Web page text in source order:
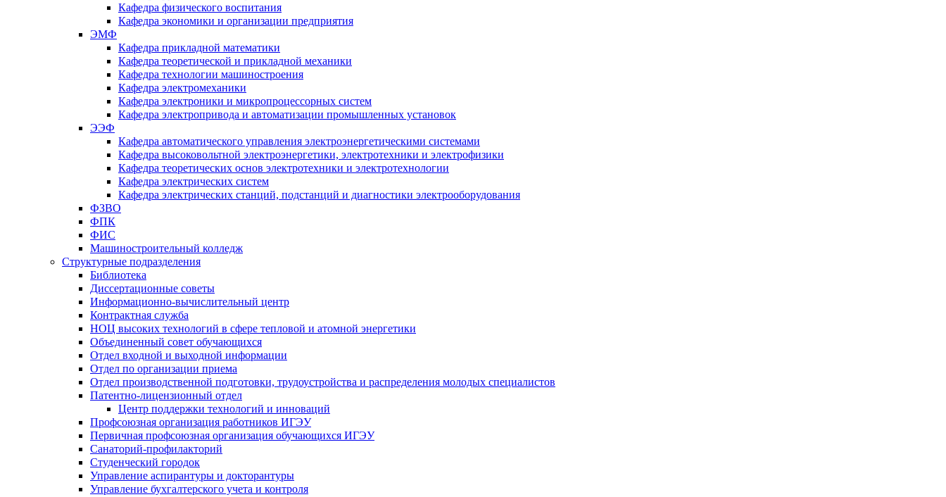
Кафедра физического воспитания
Кафедра экономики и организации предприятия
ЭМФ
Кафедра прикладной математики
Кафедра теоретической и прикладной механики
Кафедра технологии машиностроения
Кафедра электромеханики
Кафедра электроники и микропроцессорных систем
Кафедра электропривода и автоматизации промышленных установок
ЭЭФ
Кафедра автоматического управления электроэнергетическими системами
Кафедра высоковольтной электроэнергетики, электротехники и электрофизики
Кафедра теоретических основ электротехники и электротехнологии
Кафедра электрических систем
Кафедра электрических станций, подстанций и диагностики электрооборудования
ФЗВО
ФПК
ФИС
Машиностроительный колледж
Структурные подразделения
Библиотека
Диссертационные советы
Информационно-вычислительный центр
Контрактная служба
НОЦ высоких технологий в сфере тепловой и атомной энергетики
Объединенный совет обучающихся
Отдел входной и выходной информации
Отдел по организации приема
Отдел производственной подготовки, трудоустройства и распределения молодых специалистов
Патентно-лицензионный отдел
Центр поддержки технологий и инноваций
Профсоюзная организация работников ИГЭУ
Первичная профсоюзная организация обучающихся ИГЭУ
Санаторий-профилакторий
Студенческий городок
Управление аспирантуры и докторантуры
Управление бухгалтерского учета и контроля